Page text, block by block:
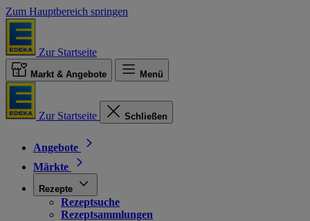
Zum Hauptbereich springen
Zur Startseite
Markt & Angebote Menü
Zur Startseite Schließen
Angebote
Märkte
Rezepte
Rezeptsuche
Rezeptsammlungen